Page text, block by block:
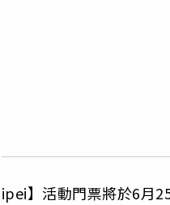
】活動門票將於6月